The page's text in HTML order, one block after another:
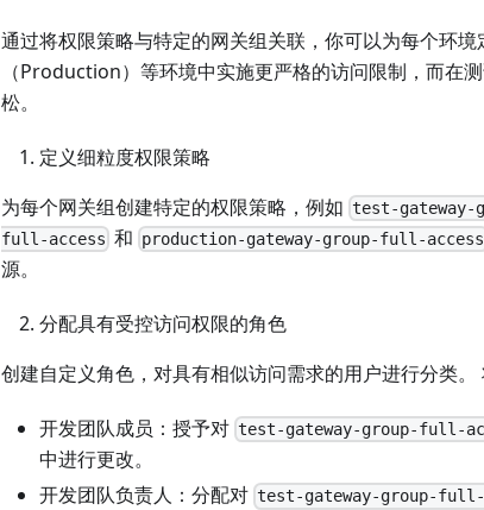
通过将权限策略与特定的网关组关联，你可以为每个环
（Production）等环境中实施更严格的访问限制，而在
松。
定义细粒度权限策略
为每个网关组创建特定的权限策略，例如 test-gateway-
full-access 和 production-gateway-group-full-access
源。
分配具有受控访问权限的角色
创建自定义角色，对具有相似访问需求的用户进行分类。
开发团队成员：授予对 test-gateway-group-full-
中进行更改。
开发团队负责人：分配对 test-gateway-group-full-